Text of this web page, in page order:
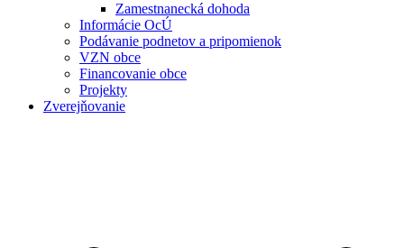
Zamestnanecká dohoda
Informácie OcÚ
Podávanie podnetov a pripomienok
VZN obce
Financovanie obce
Projekty
Zverejňovanie